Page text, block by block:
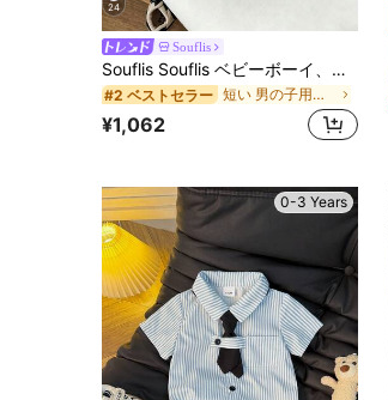
24
Souflis
Souflis Souflis ベビーボーイ、ネイビーブルー馬柄夏ジャカードポロカラー半袖ショートパンツ2点セット
#2 ベストセラー 短い 男の子用ポロシャツ
¥1,062
0-3 Years